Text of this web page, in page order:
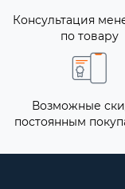
Консультация
по товару
Возможные
постоянным